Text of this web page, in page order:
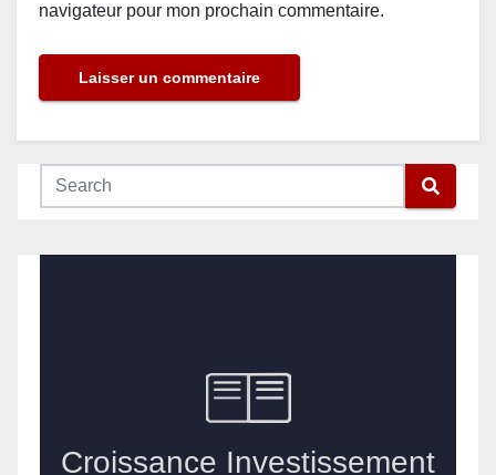
navigateur pour mon prochain commentaire.